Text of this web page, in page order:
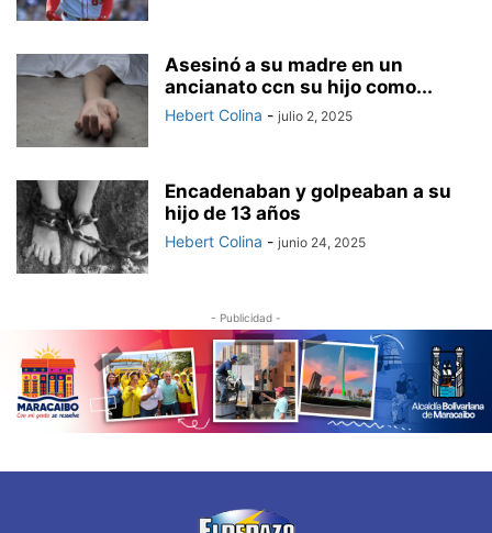
Asesinó a su madre en un
ancianato ccn su hijo como...
Hebert Colina - julio 2, 2025
Encadenaban y golpeaban a su
hijo de 13 años
Hebert Colina - junio 24, 2025
- Publicidad -